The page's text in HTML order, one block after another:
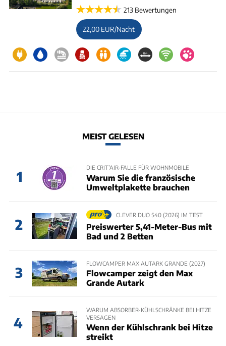
213 Bewertungen
22,00 EUR/Nacht
MEIST GELESEN
1
DIE CRIT’AIR-FALLE FÜR WOHNMOBILE
Warum Sie die französische
Umweltplakette brauchen
2
CLEVER DUO 540 (2026) IM TEST
Preiswerter 5,41-Meter-Bus mit
Bad und 2 Betten
3
FLOWCAMPER MAX AUTARK GRANDE (2027)
Flowcamper zeigt den Max
Grande Autark
4
WARUM ABSORBER-KÜHLSCHRÄNKE BEI HITZE
VERSAGEN
Wenn der Kühlschrank bei Hitze
streikt